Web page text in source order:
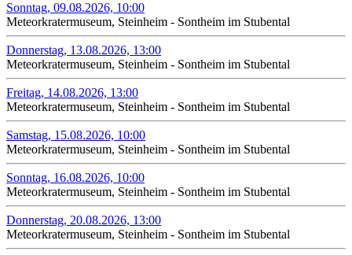
Sonntag, 09.08.2026, 10:00
Meteorkratermuseum, Steinheim - Sontheim im Stubental
Donnerstag, 13.08.2026, 13:00
Meteorkratermuseum, Steinheim - Sontheim im Stubental
Freitag, 14.08.2026, 13:00
Meteorkratermuseum, Steinheim - Sontheim im Stubental
Samstag, 15.08.2026, 10:00
Meteorkratermuseum, Steinheim - Sontheim im Stubental
Sonntag, 16.08.2026, 10:00
Meteorkratermuseum, Steinheim - Sontheim im Stubental
Donnerstag, 20.08.2026, 13:00
Meteorkratermuseum, Steinheim - Sontheim im Stubental